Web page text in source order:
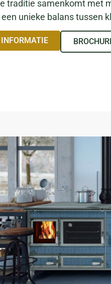
traditie samenkomt met
unieke balans tussen
INFORMATIE